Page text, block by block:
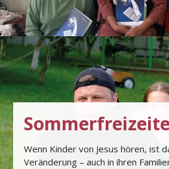
Wenn Kinder von Jesus hören, ist
Veränderung – auch in ihren